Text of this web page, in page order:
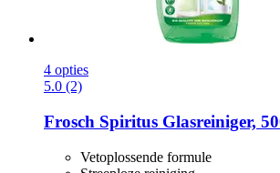
4 opties
5.0 (2)
Frosch Spiritus Glasreiniger,
Vetoplossende formule